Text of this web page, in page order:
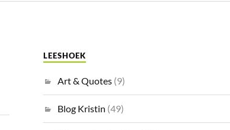
LEESHOEK
Art & Quotes (9)
Blog Kristin (49)